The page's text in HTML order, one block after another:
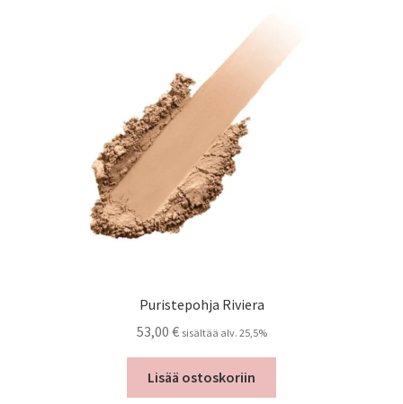
Puristepohja Riviera
53,00 € sisältää alv. 25,5%
Lisää ostoskoriin